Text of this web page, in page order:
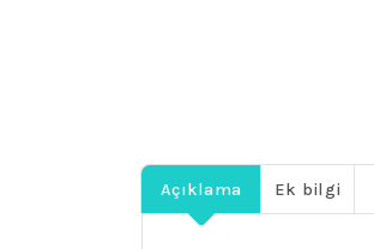
Açıklama Ek bilgi